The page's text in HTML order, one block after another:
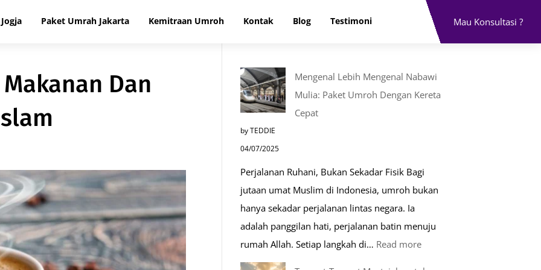
Paket Umrah Jakarta Kemitraan Umroh Kontak Blog Testimoni Mau Konsultasi ?
Dan
Mengenal Lebih Mengenal Nabawi
Mulia: Paket Umroh Dengan Kereta
Cepat
by TEDDIE
04/07/2025
Perjalanan Ruhani, Bukan Sekadar Fisik Bagi
jutaan umat Muslim di Indonesia, umroh bukan
hanya sekadar perjalanan lintas negara. Ia
adalah panggilan hati, perjalanan batin menuju
rumah Allah. Setiap langkah di… Read more: